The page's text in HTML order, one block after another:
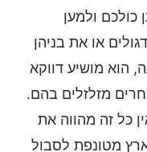
כולכם ולמען
או את בניהן
הוא מושיע דווקא
מזלזלים בהם.
כל זה מהווה את
מטונפת לסבול